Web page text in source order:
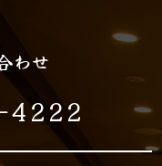
わせ